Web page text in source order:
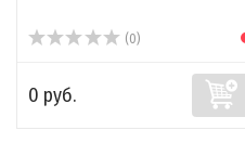
(0)
0 руб.